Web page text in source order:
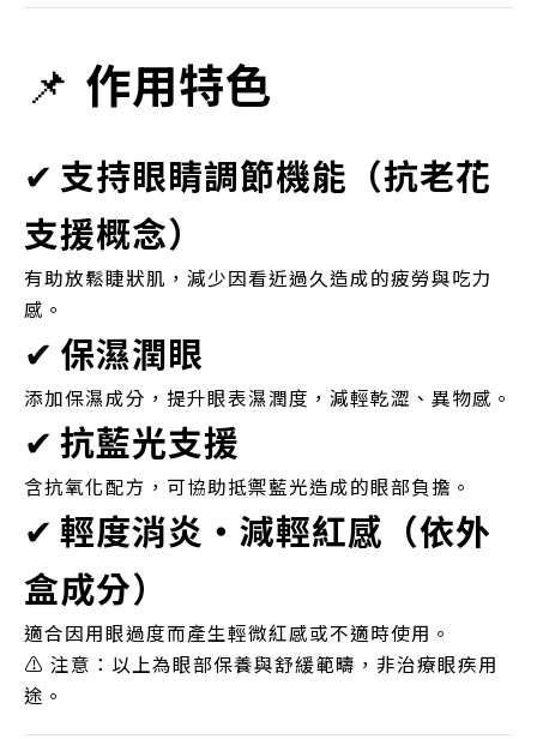
📌 作用特色
✔ 支持眼睛調節機能（抗老花
支援概念）
有助放鬆睫狀肌，減少因看近過久造成的疲勞與吃力
感。
✔ 保濕潤眼
添加保濕成分，提升眼表濕潤度，減輕乾澀、異物感。
✔ 抗藍光支援
含抗氧化配方，可協助抵禦藍光造成的眼部負擔。
✔ 輕度消炎・減輕紅感（依外
盒成分）
適合因用眼過度而產生輕微紅感或不適時使用。
⚠ 注意：以上為眼部保養與舒緩範疇，非治療眼疾用
途。